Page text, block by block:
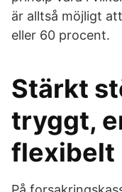
är alltså möjligt
eller 60 procent.
Stärkt
tryggt,
flexibelt